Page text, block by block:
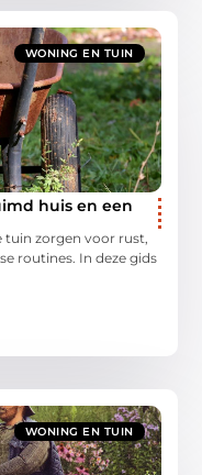
WONING EN TUIN
huis en een
tuin zorgen voor rust,
routines. In deze gids
WONING EN TUIN